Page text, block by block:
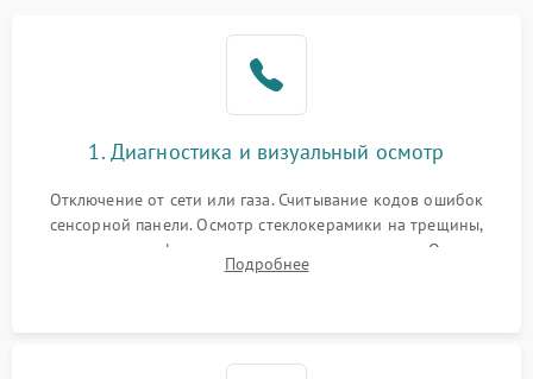
1. Диагностика и визуальный осмотр
Отключение от сети или газа. Считывание кодов ошибок
сенсорной панели. Осмотр стеклокерамики на трещины,
проверка конфорок на равномерность нагрева. Опрос
клиента о симптомах (не включается, не видит посуду,
Подробнее